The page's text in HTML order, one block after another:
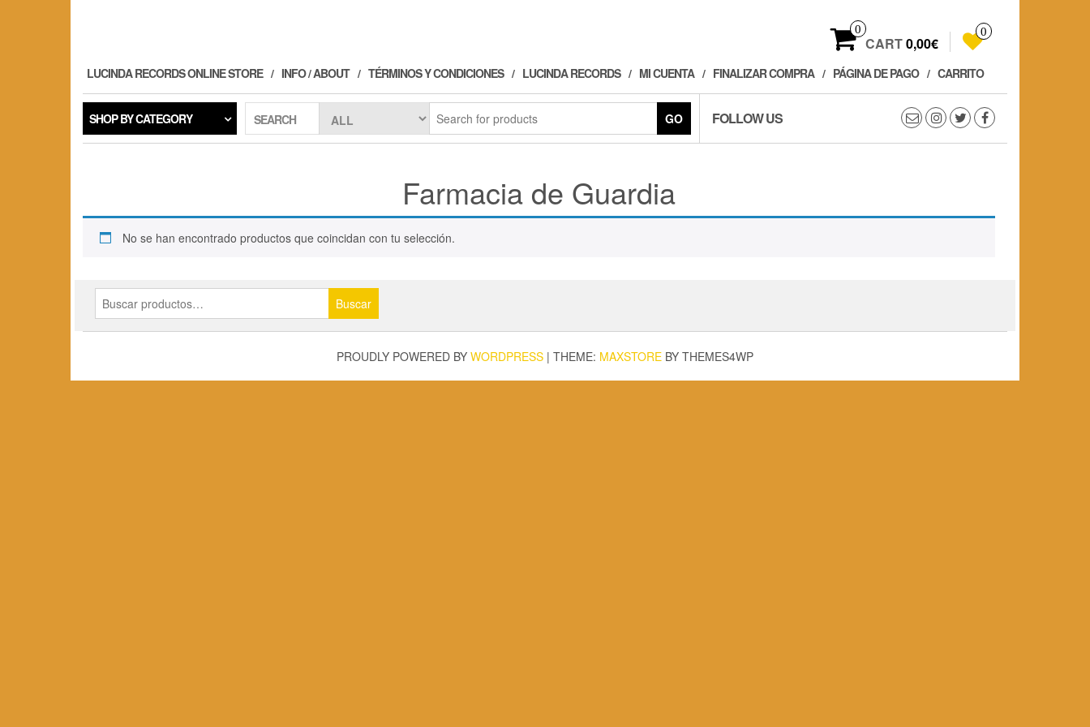
0
CART0,00€
0
LUCINDA RECORDS ONLINE STORE INFO / ABOUT TÉRMINOS Y CONDICIONES LUCINDA RECORDS MI CUENTA FINALIZAR COMPRA PÁGINA DE PAGO CARRITO
SHOP BY CATEGORY SEARCH GO FOLLOW US
Farmacia de Guardia
No se han encontrado productos que coincidan con tu selección.
Buscar
por:
Buscar
PROUDLY POWERED BY WORDPRESS | THEME: MAXSTORE BY THEMES4WP